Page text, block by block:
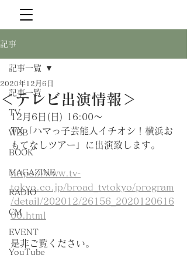
記事
記事一覧
TV
WEB
BOOK
MAGAZINE
RADIO
CM
EVENT
YouTube
記事一覧
＜テレビ出演情報＞
2020年12月6日
12月6日(日) 16:00〜
TX「ハマっ子芸能人イチオシ！横浜お
もてなしツアー」に出演致します。
https://www.tv-
tokyo.co.jp/broad_tvtokyo/program
/detail/202012/26156_2020120616
00.html
是非ご覧ください。